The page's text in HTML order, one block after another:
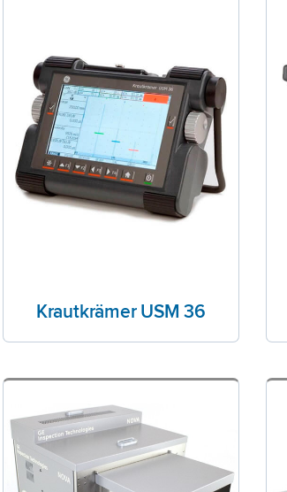
Krautkrämer USM 36